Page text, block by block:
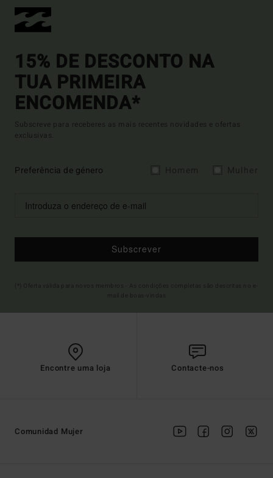
15% DE DESCONTO NA
TUA PRIMEIRA
ENCOMENDA*
Subscreve para receberes as mais recentes novidades e ofertas
exclusivas.
Preferência de género
Subscrever
Encontre uma loja Contacte-nos
Comunidad Mujer